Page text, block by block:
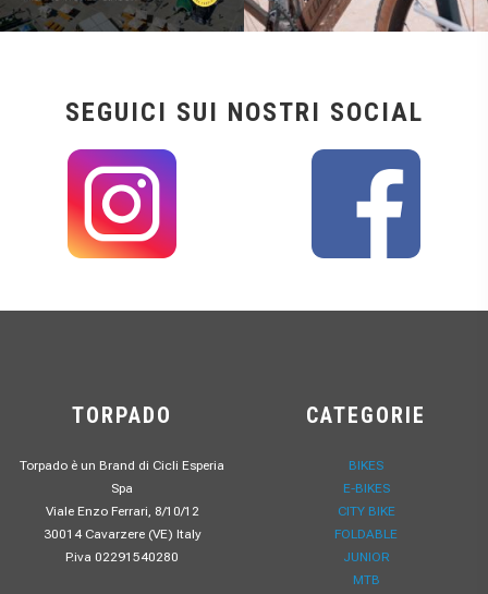
SEGUICI SUI NOSTRI SOCIAL
TORPADO
Torpado è un Brand di Cicli Esperia
Spa
Viale Enzo Ferrari, 8/10/12
30014 Cavarzere (VE) Italy
P.iva 02291540280
CATEGORIE
BIKES
E-BIKES
CITY BIKE
FOLDABLE
JUNIOR
MTB